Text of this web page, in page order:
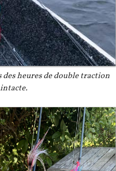
des heures de double traction